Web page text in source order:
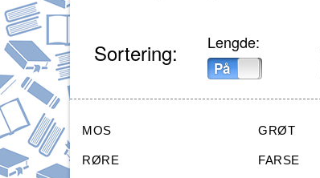
Sortering: Lengde:
På
MOS GRØT
RØRE FARSE